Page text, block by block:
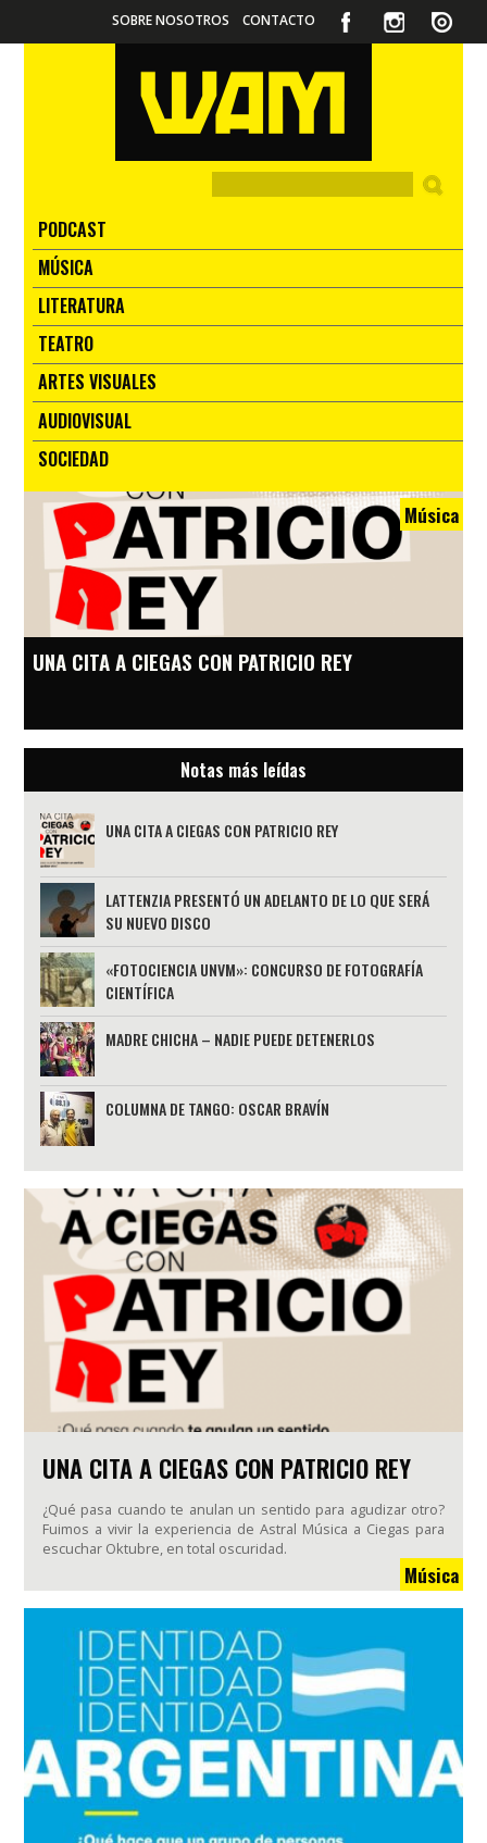
SOBRE NOSOTROS CONTACTO
PODCAST
MÚSICA
LITERATURA
TEATRO
ARTES VISUALES
AUDIOVISUAL
SOCIEDAD
Música
UNA CITA A CIEGAS CON PATRICIO REY
Notas más leídas
UNA CITA A CIEGAS CON PATRICIO REY
LATTENZIA PRESENTÓ UN ADELANTO DE LO QUE SERÁ
SU NUEVO DISCO
«FOTOCIENCIA UNVM»: CONCURSO DE FOTOGRAFÍA
CIENTÍFICA
MADRE CHICHA – NADIE PUEDE DETENERLOS
COLUMNA DE TANGO: OSCAR BRAVÍN
UNA CITA A CIEGAS CON PATRICIO REY
¿Qué pasa cuando te anulan un sentido para agudizar otro?
Fuimos a vivir la experiencia de Astral Música a Ciegas para
escuchar Oktubre, en total oscuridad.
Música